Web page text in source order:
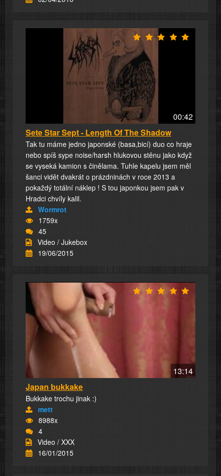
00:42
Sete Star Sept - Length Of The Shadow
Tak tu máme jedno japonské (basa,bicí) duo co hraje
nebo spíš sype noise/harsh hlukovou stěnu jako když
se vyseká kamion s činělama. Tuhle kapelu jsem měl
šanci vidět dvakrát o prázdninách v roce 2013 a
pokaždý totální náklep ! S tou japonkou jsem pak v
Hradci chvíly kalil.
Wormrot
1759x
45
Video / Jukebox
19/06/2015
13:14
Japan bukkake
Bukkake trochu jinak :)
mett
8988x
4
Video / XXX
16/01/2015